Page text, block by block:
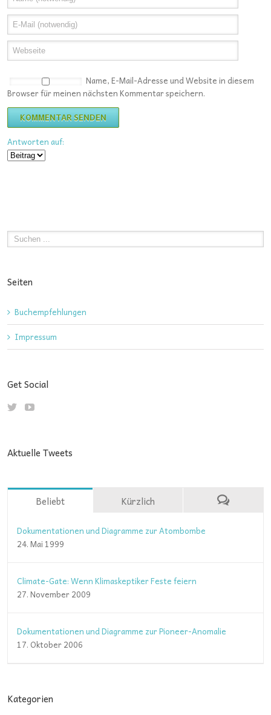
Name, E-Mail-Adresse und Website in diesem
Browser für meinen nächsten Kommentar speichern.
Antworten auf:
Seiten
Buchempfehlungen
Impressum
Get Social
Aktuelle Tweets
Beliebt Kürzlich
Dokumentationen und Diagramme zur Atombombe
24. Mai 1999
Climate-Gate: Wenn Klimaskeptiker Feste feiern
27. November 2009
Dokumentationen und Diagramme zur Pioneer-Anomalie
17. Oktober 2006
Kategorien